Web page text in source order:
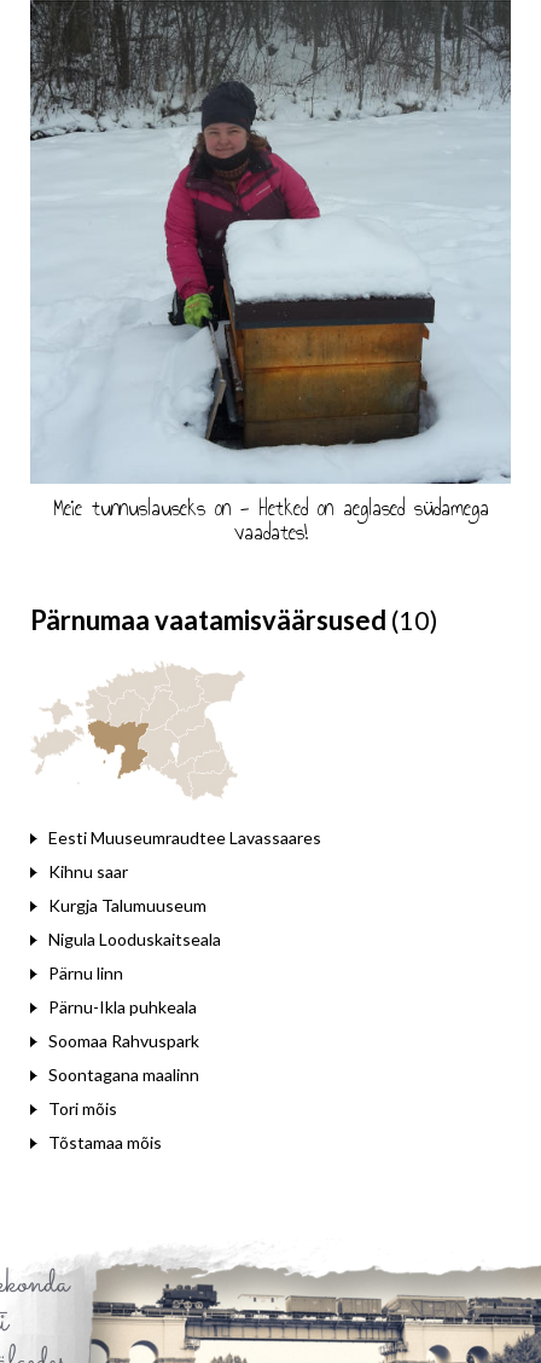
Leaflet
Meie tunnuslauseks on - Hetked on aeglased südamega
vaadates!
Pärnumaa vaatamisväärsused (10)
Eesti Muuseumraudtee Lavassaares
Kihnu saar
Kurgja Talumuuseum
Nigula Looduskaitseala
Pärnu linn
Pärnu-Ikla puhkeala
Soomaa Rahvuspark
Soontagana maalinn
Tori mõis
Tõstamaa mõis